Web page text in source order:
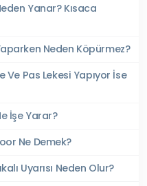
Yanar? Kısaca
Neden Köpürmez?
Ve Pas Lekesi Yapıyor İse
İşe Yarar?
Ne Demek?
Uyarısı Neden Olur?